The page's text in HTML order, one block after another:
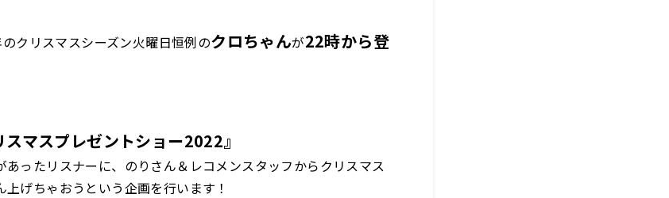
クリスマスシーズン火曜日恒例のクロちゃんが22時から登
スマスプレゼントショー2022』
あったリスナーに、のりさん＆レコメンスタッフからクリスマス
げちゃおうという企画を行います！